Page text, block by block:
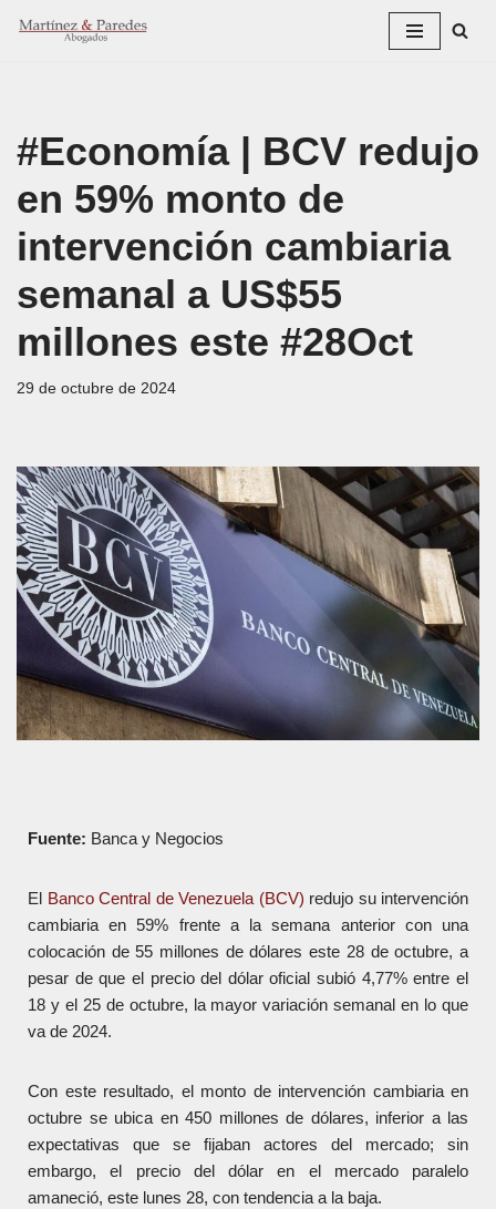
#Economía | BCV redujo
en 59% monto de
intervención cambiaria
semanal a US$55
millones este #28Oct
29 de octubre de 2024
Fuente: Banca y Negocios
El Banco Central de Venezuela (BCV) redujo su intervención
cambiaria en 59% frente a la semana anterior con una
colocación de 55 millones de dólares este 28 de octubre, a
pesar de que el precio del dólar oficial subió 4,77% entre el
18 y el 25 de octubre, la mayor variación semanal en lo que
va de 2024.
Con este resultado, el monto de intervención cambiaria en
octubre se ubica en 450 millones de dólares, inferior a las
expectativas que se fijaban actores del mercado; sin
embargo, el precio del dólar en el mercado paralelo
amaneció, este lunes 28, con tendencia a la baja.